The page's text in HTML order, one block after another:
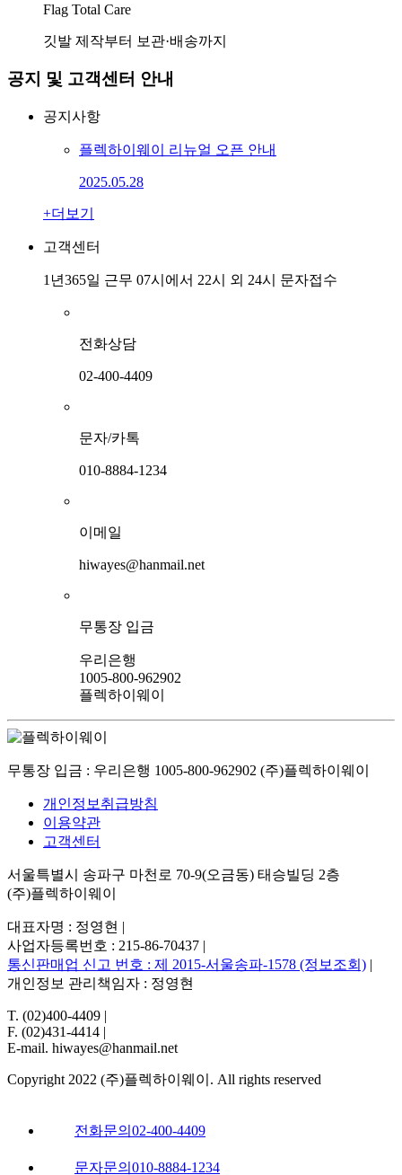
Flag Total Care
깃발 제작부터 보관·배송까지
공지 및 고객센터 안내
공지사항
플렉하이웨이 리뉴얼 오픈 안내
2025.05.28
+더보기
고객센터
1년365일 근무 07시에서 22시 외 24시 문자접수
전화상담
02-400-4409
문자/카톡
010-8884-1234
이메일
hiwayes@hanmail.net
무통장 입금
우리은행
1005-800-962902
플렉하이웨이
무통장 입금 : 우리은행 1005-800-962902 (주)플렉하이웨이
개인정보취급방침
이용약관
고객센터
서울특별시 송파구 마천로 70-9(오금동) 태승빌딩 2층
(주)플렉하이웨이
대표자명 : 정영현 |
사업자등록번호 : 215-86-70437 |
통신판매업 신고 번호 : 제 2015-서울송파-1578 (정보조회) |
개인정보 관리책임자 : 정영현
T. (02)400-4409 |
F. (02)431-4414 |
E-mail. hiwayes@hanmail.net
Copyright 2022 (주)플렉하이웨이. All rights reserved
전화문의 02-400-4409
문자문의 010-8884-1234